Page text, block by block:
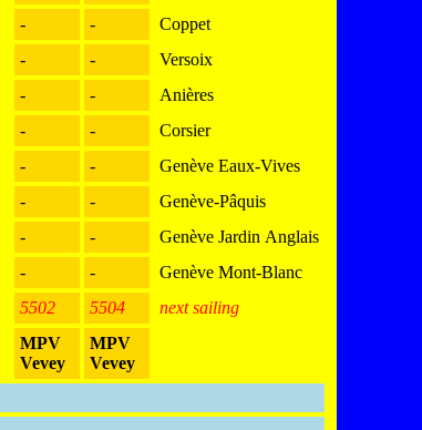
- -
Coppet
- -
Versoix
- -
Anières
- -
Corsier
- -
Genève Eaux-Vives
- -
Genève-Pâquis
- -
Genève Jardin Anglais
- -
Genève Mont-Blanc
5502 5504
next sailing
MPV
Vevey
MPV
Vevey